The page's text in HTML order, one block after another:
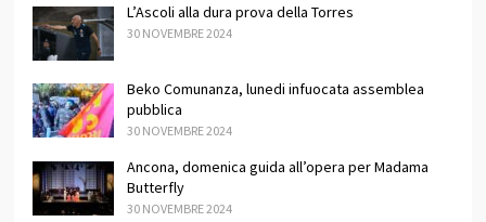
L’Ascoli alla dura prova della Torres
30 NOVEMBRE 2024
Beko Comunanza, lunedi infuocata assemblea
pubblica
30 NOVEMBRE 2024
Ancona, domenica guida all’opera per Madama
Butterfly
30 NOVEMBRE 2024